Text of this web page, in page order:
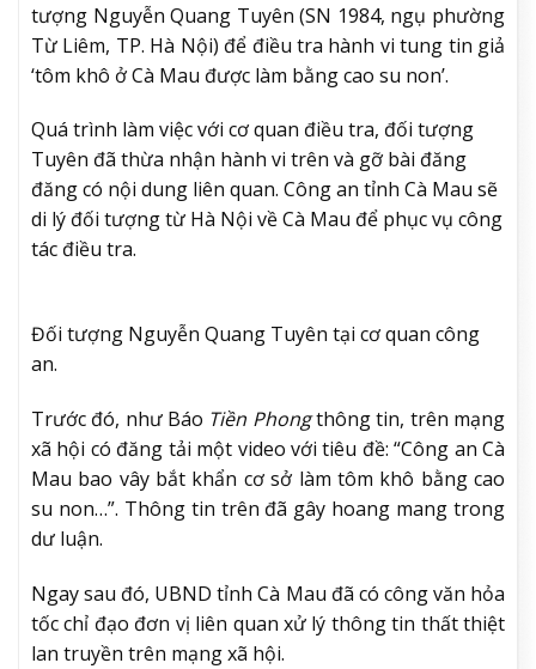
tượng Nguyễn Quang Tuyên (SN 1984, ngụ phường
Từ Liêm, TP. Hà Nội) để điều tra hành vi tung tin giả
‘tôm khô ở Cà Mau được làm bằng cao su non’.
Quá trình làm việc với cơ quan điều tra, đối tượng
Tuyên đã thừa nhận hành vi trên và gỡ bài đăng
đăng có nội dung liên quan. Công an tỉnh Cà Mau sẽ
di lý đối tượng từ Hà Nội về Cà Mau để phục vụ công
tác điều tra.
Đối tượng Nguyễn Quang Tuyên tại cơ quan công
an.
Trước đó, như Báo Tiền Phongthông tin, trên mạng
xã hội có đăng tải một video với tiêu đề: “Công an Cà
Mau bao vây bắt khẩn cơ sở làm tôm khô bằng cao
su non…”. Thông tin trên đã gây hoang mang trong
dư luận.
Ngay sau đó, UBND tỉnh Cà Mau đã có công văn hỏa
tốc chỉ đạo đơn vị liên quan xử lý thông tin thất thiệt
lan truyền trên mạng xã hội.